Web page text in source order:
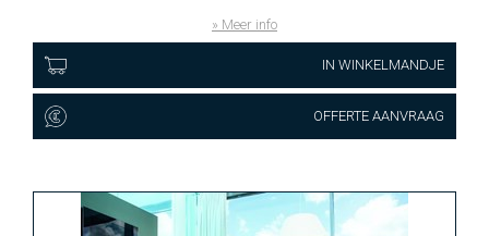
» Meer info
IN WINKELMANDJE
OFFERTE AANVRAAG